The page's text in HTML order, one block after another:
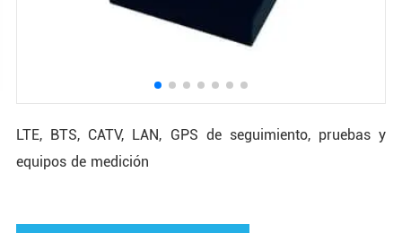
LTE, BTS, CATV, LAN, GPS de seguimiento, pruebas y
equipos de medición